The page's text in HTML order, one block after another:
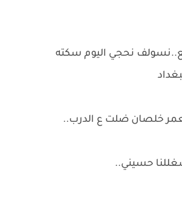
نحجي اليوم سكته
خلصان ضلت ع الدرب..
حسيني..